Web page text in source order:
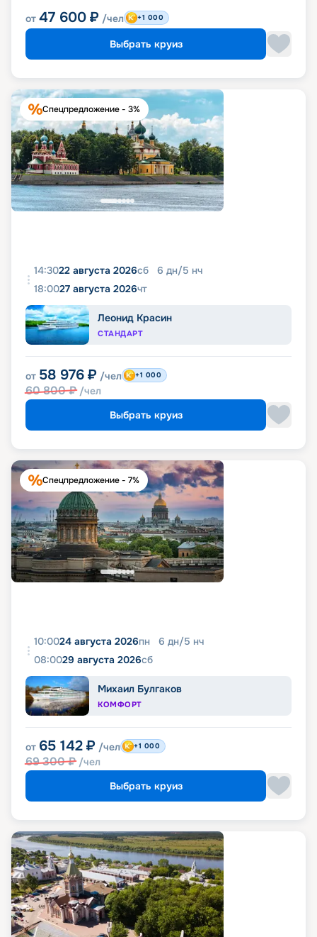
от 47 600 ₽ /чел +1 000
Выбрать круиз
Спецпредложение - 3%
14:3022 августа 2026сб 6 дн/5 нч
18:0027 августа 2026чт
Леонид Красин
СТАНДАРТ
от 58 976 ₽ /чел
60 800₽ /чел
+1 000
Выбрать круиз
Спецпредложение - 7%
10:0024 августа 2026пн 6 дн/5 нч
08:0029 августа 2026сб
Михаил Булгаков
КОМФОРТ
от 65 142 ₽ /чел
69 300₽ /чел
+1 000
Выбрать круиз